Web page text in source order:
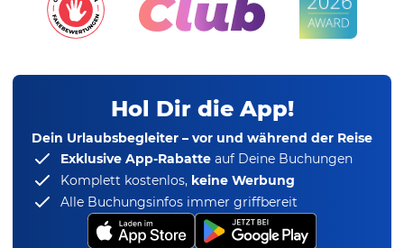
Hol Dir die App!
Dein Urlaubsbegleiter – vor und während der Reise
Exklusive App-Rabatte auf Deine Buchungen
Komplett kostenlos, keine Werbung
Alle Buchungsinfos immer griffbereit